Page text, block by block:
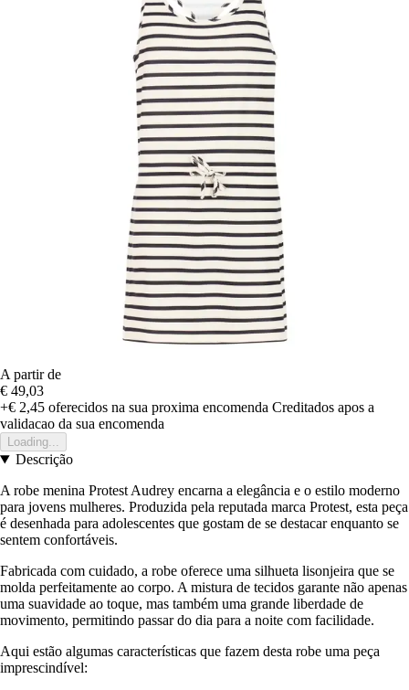
A partir de
€ 49,03
+€ 2,45 oferecidos na sua proxima encomenda Creditados apos a
validacao da sua encomenda
Loading...
Descrição
A robe menina Protest Audrey encarna a elegância e o estilo moderno
para jovens mulheres. Produzida pela reputada marca Protest, esta peça
é desenhada para adolescentes que gostam de se destacar enquanto se
sentem confortáveis.
Fabricada com cuidado, a robe oferece uma silhueta lisonjeira que se
molda perfeitamente ao corpo. A mistura de tecidos garante não apenas
uma suavidade ao toque, mas também uma grande liberdade de
movimento, permitindo passar do dia para a noite com facilidade.
Aqui estão algumas características que fazem desta robe uma peça
imprescindível: